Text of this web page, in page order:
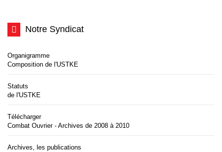
Notre Syndicat
Organigramme
Composition de l'USTKE
Statuts
de l'USTKE
Télécharger
Combat Ouvrier - Archives de 2008 à 2010
Archives, les publications